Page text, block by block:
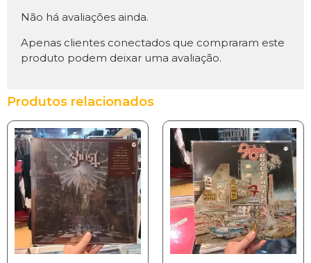
Não há avaliações ainda.
Apenas clientes conectados que compraram este
produto podem deixar uma avaliação.
Produtos relacionados